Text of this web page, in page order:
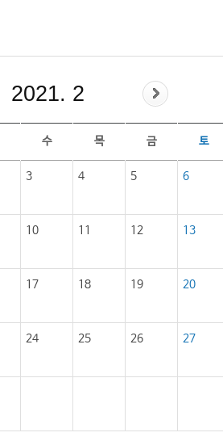
2021. 2
수 목 금 토
3 4 5 6
10 11 12 13
17 18 19 20
24 25 26 27